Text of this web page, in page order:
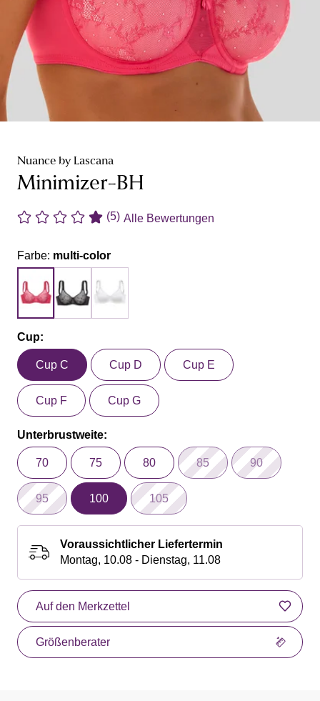
Nuance by Lascana
Minimizer-BH
(5) Alle Bewertungen
Farbe: multi-color
Cup:
Cup C Cup D Cup E
Cup F Cup G
Unterbrustweite:
70 75 80 85 90
95 100 105
Voraussichtlicher Liefertermin
Montag, 10.08 - Dienstag, 11.08
Auf den Merkzettel
Größenberater